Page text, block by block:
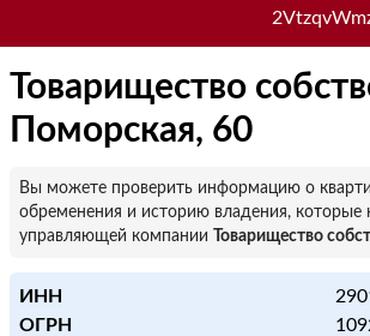
Товарищество
Поморская, 60
Вы можете проверить информацию о
обременения и историю владения, которые
управляющей компании
Товарищество
ИНН
ОГРН